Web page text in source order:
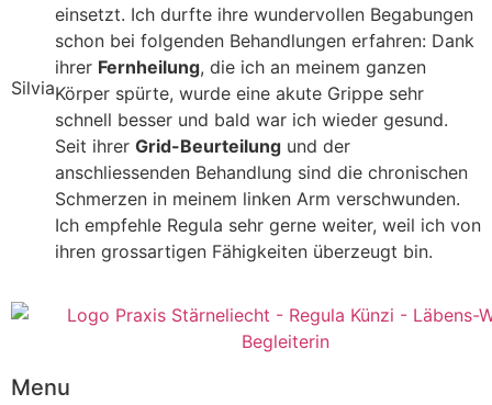
Silvia
einsetzt. Ich durfte ihre wundervollen Begabungen
schon bei folgenden Behandlungen erfahren: Dank
ihrer Fernheilung, die ich an meinem ganzen
Körper spürte, wurde eine akute Grippe sehr
schnell besser und bald war ich wieder gesund.
Seit ihrer Grid-Beurteilung und der
anschliessenden Behandlung sind die chronischen
Schmerzen in meinem linken Arm verschwunden.
Ich empfehle Regula sehr gerne weiter, weil ich von
ihren grossartigen Fähigkeiten überzeugt bin.
Menu